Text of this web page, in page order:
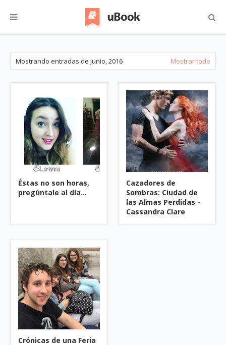
Mostrando entradas de junio, 2016 Mostrar todo
Éstas no son horas,
pregúntale al día...
Cazadores de
Sombras: Ciudad de
las Almas Perdidas -
Cassandra Clare
Crónicas de una Feria